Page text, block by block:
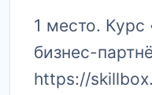
1 место. Курс
бизнес-
https://